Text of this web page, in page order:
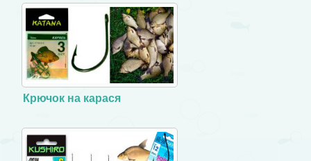
Крючок на карася